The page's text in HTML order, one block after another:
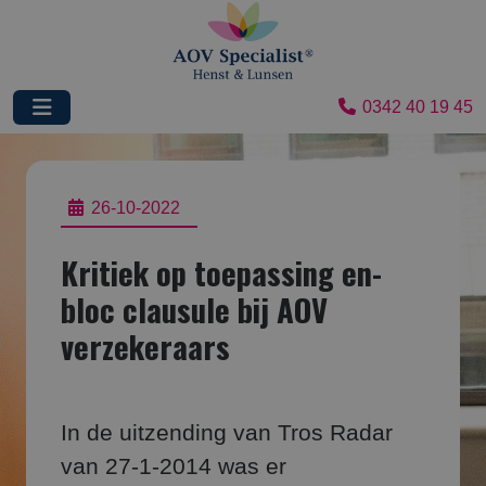
0342 40 19 45
26-10-2022
Kritiek op toepassing en-
bloc clausule bij AOV
verzekeraars
In de uitzending van Tros Radar
van 27-1-2014 was er